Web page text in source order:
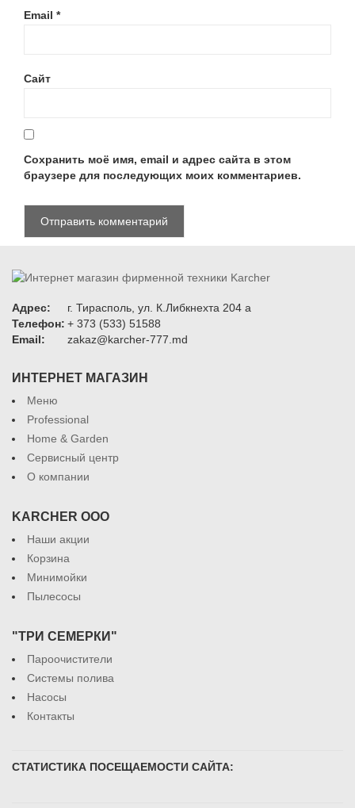
Email *
Сайт
Сохранить моё имя, email и адрес сайта в этом
браузере для последующих моих комментариев.
Адрес:
г. Тирасполь, ул. К.Либкнехта 204 а
Телефон: + 373 (533) 51588
Email:
zakaz@karcher-777.md
ИНТЕРНЕТ МАГАЗИН
Меню
Professional
Home & Garden
Сервисный центр
О компании
KARCHER ООО
Наши акции
Корзина
Минимойки
Пылесосы
"ТРИ СЕМЕРКИ"
Пароочистители
Системы полива
Насосы
Контакты
СТАТИСТИКА ПОСЕЩАЕМОСТИ САЙТА: